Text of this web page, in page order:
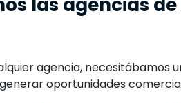
las agencias de
agencia, necesitábamos
oportunidades